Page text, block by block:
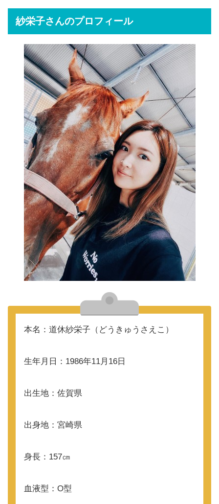
紗栄子さんのプロフィール
本名：道休紗栄子（どうきゅうさえこ）
生年月日：1986年11月16日
出生地：佐賀県
出身地：宮崎県
身長：157㎝
血液型：O型